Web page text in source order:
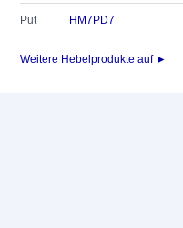
Put HM7PD7
Weitere Hebelprodukte auf ►